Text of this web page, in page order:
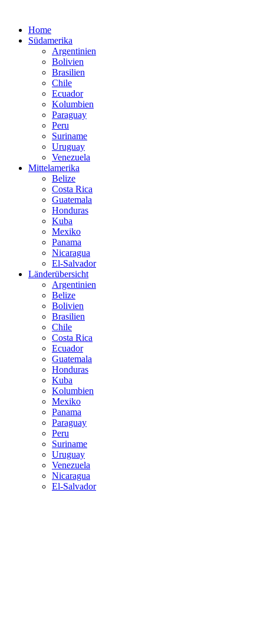
Home
Südamerika
Argentinien
Bolivien
Brasilien
Chile
Ecuador
Kolumbien
Paraguay
Peru
Suriname
Uruguay
Venezuela
Mittelamerika
Belize
Costa Rica
Guatemala
Honduras
Kuba
Mexiko
Panama
Nicaragua
El-Salvador
Länderübersicht
Argentinien
Belize
Bolivien
Brasilien
Chile
Costa Rica
Ecuador
Guatemala
Honduras
Kuba
Kolumbien
Mexiko
Panama
Paraguay
Peru
Suriname
Uruguay
Venezuela
Nicaragua
El-Salvador